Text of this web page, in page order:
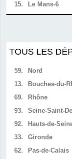
15.
Le Mans-6
TOUS LES
59.
Nord
13.
Bouches-du-
69.
Rhône
93.
Seine-Saint-
92.
Hauts-de-
33.
Gironde
62.
Pas-de-Calais